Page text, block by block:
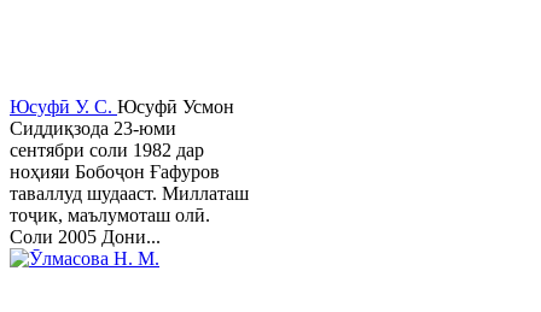
Юсуфӣ У. C. Юсуфӣ Усмон
Сиддиқзода 23-юми
сентябри соли 1982 дар
ноҳияи Бобоҷон Ғафуров
таваллуд шудааст. Миллаташ
тоҷик, маълумоташ олӣ.
Соли 2005 Дони...